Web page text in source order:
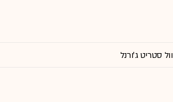
וול סטריט ג'ורנל